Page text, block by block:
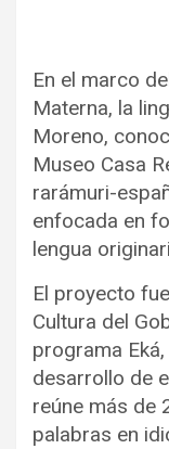
En el marco
Materna, la
Moreno,
Museo Casa
rarámuri-
enfocada en
lengua
El proyecto
Cultura del
programa
desarrollo de
reúne más de
palabras en